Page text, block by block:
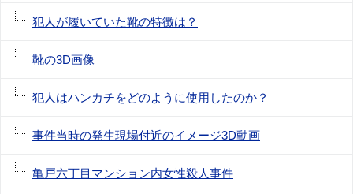
犯人が履いていた靴の特徴は？
靴の3D画像
犯人はハンカチをどのように使用したのか？
事件当時の発生現場付近のイメージ3D動画
亀戸六丁目マンション内女性殺人事件